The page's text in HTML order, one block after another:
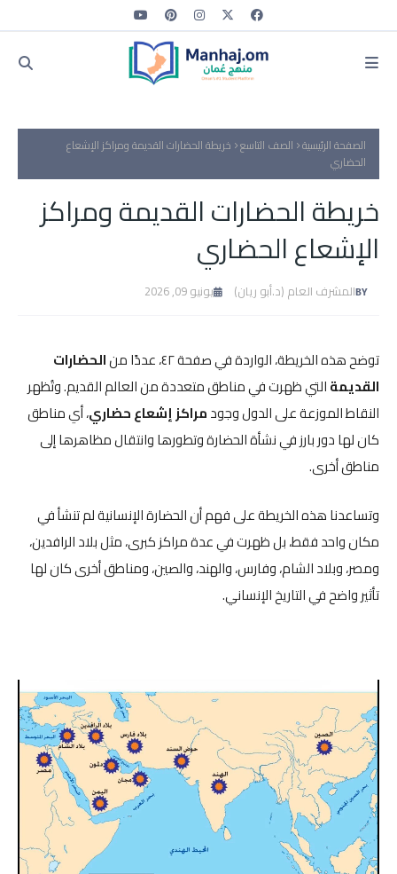
الصفحة الرئيسية الصف التاسع خريطة الحضارات القديمة ومراكز الإشعاع
الحضاري
خريطة الحضارات القديمة ومراكز
الإشعاع الحضاري
المشرف العام (د.أبو ريان) يونيو 09, 2026
توضح هذه الخريطة، الواردة في صفحة ٤٢، عددًا من
الحضارات
القديمةالتي ظهرت في مناطق متعددة من العالم القديم. وتُظهر
النقاط الموزعة على الدول وجودمراكز إشعاع حضاري، أي مناطق
كان لها دور بارز في نشأة الحضارة وتطورها وانتقال مظاهرها إلى
مناطق أخرى.
وتساعدنا هذه الخريطة على فهم أن الحضارة الإنسانية لم تنشأ في
مكان واحد فقط، بل ظهرت في عدة مراكز كبرى، مثل بلاد الرافدين،
ومصر، وبلاد الشام، وفارس، والهند، والصين، ومناطق أخرى كان لها
تأثير واضح في التاريخ الإنساني.